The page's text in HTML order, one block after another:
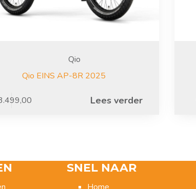
Qio
Qio EINS AP-8R 2025
Lees verder
SNEL NAAR